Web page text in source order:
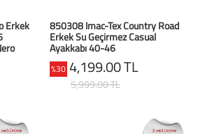
Erkek 850308 Imac-Tex Country Road
Erkek Su Geçirmez Casual
Ayakkabı 40-46
Siyah/Nero 28260/011
%30 4,199.00 TL
5,999.00 TL